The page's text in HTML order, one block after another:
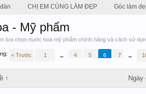
CHỊ EM CÙNG LÀM ĐẸP Góc làm
- Mỹ phẩm
lưa chọn nước hoa mỹ phẩm chính hãng và cách sử
< Trước 1 ← 4 5 6 7 →
↑ Ngày